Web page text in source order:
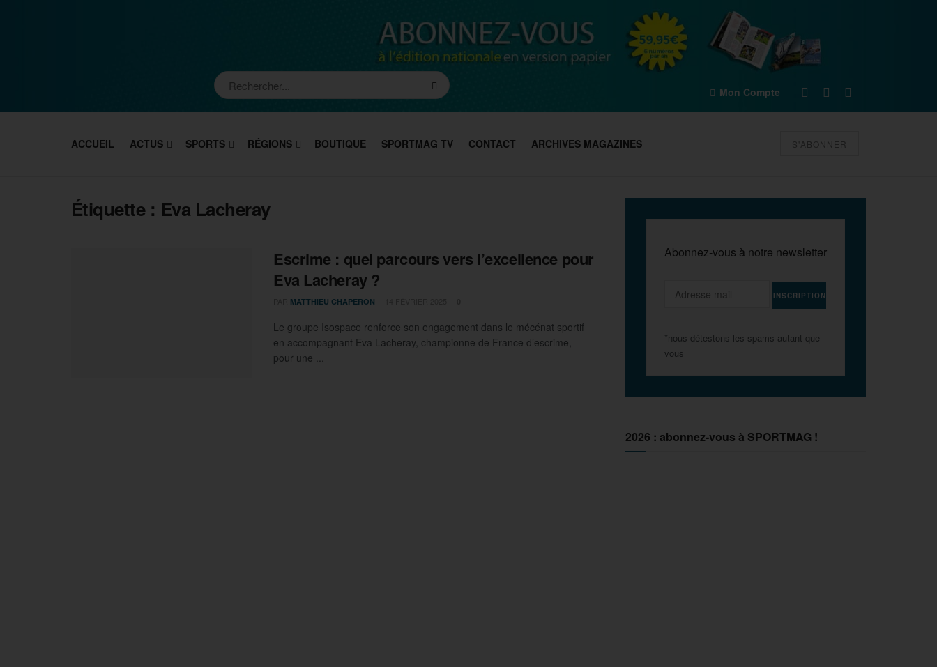
Mon Compte
ACCUEIL ACTUS SPORTS RÉGIONS BOUTIQUE SPORTMAG TV CONTACT ARCHIVES MAGAZINES S'ABONNER
Étiquette : Eva Lacheray
Escrime : quel parcours vers l’excellence pour
Eva Lacheray ?
MATTHIEU CHAPERON
Le groupe Isospace renforce son engagement dans le mécénat sportif
en accompagnant Eva Lacheray, championne de France d’escrime,
pour une ...
Abonnez-vous à notre newsletter
*nous détestons les spams autant que
vous
2026 : abonnez-vous à SPORTMAG !